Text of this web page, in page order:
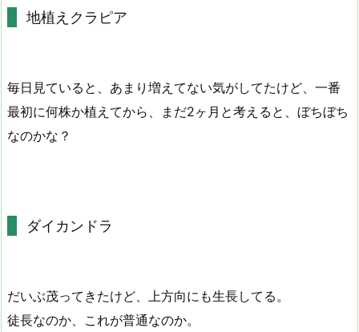
地植えクラピア
毎日見ていると、あまり増えてない気がしてたけど、一番
最初に何株か植えてから、まだ2ヶ月と考えると、ぼちぼち
なのかな？
ダイカンドラ
だいぶ茂ってきたけど、上方向にも生長してる。
徒長なのか、これが普通なのか。